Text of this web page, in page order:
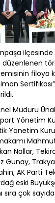
düzenlenen
filoya
Müdürü
Yönetim
Yönetim
Nallar,
Günay,
AK Parti
eski
sıra çok